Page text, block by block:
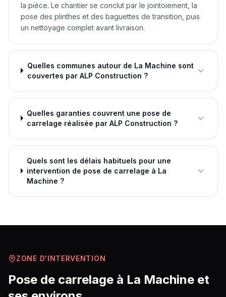
la pièce. Le chantier se conclut par le jointoiement, la
pose des plinthes et des baguettes de transition, puis
un nettoyage complet avant livraison.
Quelles communes autour de La Machine sont
couvertes par ALP Construction ?
Quelles garanties couvrent une pose de
carrelage réalisée par ALP Construction ?
Quels sont les délais habituels pour une
intervention de pose de carrelage à La
Machine ?
ZONE D'INTERVENTION
Pose de carrelage à La Machine et